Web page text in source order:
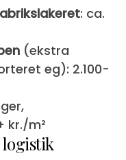
: ca.
(ekstra
eg): 2.100-
kr./m²